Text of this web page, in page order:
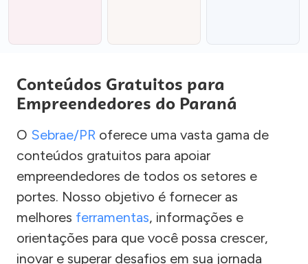
Conteúdos Gratuitos para
Empreendedores do Paraná
O Sebrae/PR oferece uma vasta gama de
conteúdos gratuitos para apoiar
empreendedores de todos os setores e
portes. Nosso objetivo é fornecer as
melhores ferramentas, informações e
orientações para que você possa crescer,
inovar e superar desafios em sua jornada